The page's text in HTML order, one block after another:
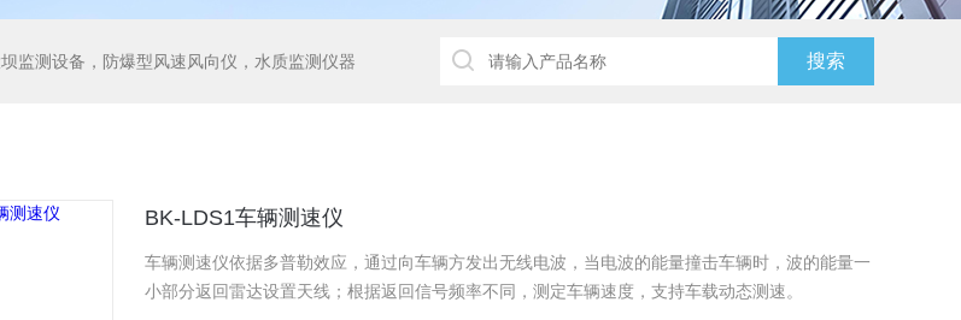
监测设备，防爆型风速风向仪，水质监测仪器
BK-LDS1车辆测速仪
车辆测速仪依据多普勒效应，通过向车辆方发出无线电波，当电波的能量撞击车辆时，波的能量一
小部分返回雷达设置天线；根据返回信号频率不同，测定车辆速度，支持车载动态测速。